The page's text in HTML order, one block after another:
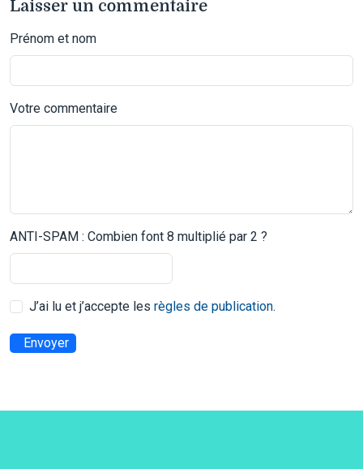
Laisser un commentaire
Prénom et nom
Votre commentaire
ANTI-SPAM : Combien font 8 multiplié par 2 ?
J’ai lu et j’accepte les règles de publication.
Envoyer